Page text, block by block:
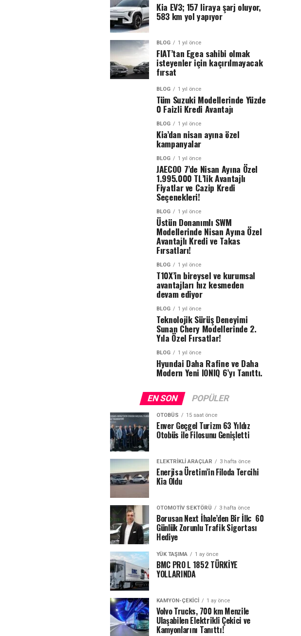
Kia EV3; 157 liraya şarj oluyor,
583 km yol yapıyor
BLOG 1 yıl önce
FIAT’tan Egea sahibi olmak
isteyenler için kaçırılmayacak
fırsat
BLOG 1 yıl önce
Tüm Suzuki Modellerinde Yüzde
0 Faizli Kredi Avantajı
BLOG 1 yıl önce
Kia’dan nisan ayına özel
kampanyalar
BLOG 1 yıl önce
JAECOO 7’de Nisan Ayına Özel
1.995.000 TL’lik Avantajlı
Fiyatlar ve Cazip Kredi
Seçenekleri!
BLOG 1 yıl önce
Üstün Donanımlı SWM
Modellerinde Nisan Ayına Özel
Avantajlı Kredi ve Takas
Fırsatları!
BLOG 1 yıl önce
T10X’in bireysel ve kurumsal
avantajları hız kesmeden
devam ediyor
BLOG 1 yıl önce
Teknolojik Sürüş Deneyimi
Sunan Chery Modellerinde 2.
Yıla Özel Fırsatlar!
BLOG 1 yıl önce
Hyundai Daha Rafine ve Daha
Modern Yeni IONIQ 6’yı Tanıttı.
EN SON POPÜLER
OTOBÜS 15 saat önce
Enver Geçgel Turizm 63 Yıldız
Otobüs ile Filosunu Genişletti
ELEKTRIKLI ARAÇLAR 3 hafta önce
Enerjisa Üretim’in Filoda Tercihi
Kia Oldu
OTOMOTIV SEKTÖRÜ 3 hafta önce
Borusan Next İhale’den Bir İlk: 60
Günlük Zorunlu Trafik Sigortası
Hediye
YÜK TAŞIMA 1 ay önce
BMC PRO L 1852 TÜRKİYE
YOLLARINDA
KAMYON-ÇEKICI 1 ay önce
Volvo Trucks, 700 km Menzile
Ulaşabilen Elektrikli Çekici ve
Kamyonlarını Tanıttı!